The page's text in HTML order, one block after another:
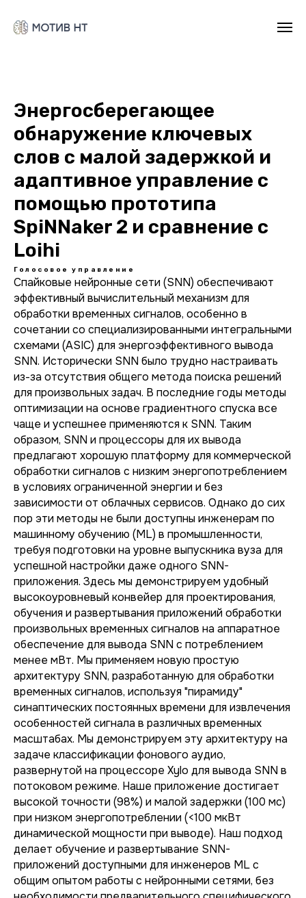
Энергосберегающее
обнаружение ключевых
слов с малой задержкой и
адаптивное управление с
помощью прототипа
SpiNNaker 2 и сравнение с
Loihi
Голосовое управление
Спайковые нейронные сети (SNN) обеспечивают
эффективный вычислительный механизм для
обработки временных сигналов, особенно в
сочетании со специализированными интегральными
схемами (ASIC) для энергоэффективного вывода
SNN. Исторически SNN было трудно настраивать
из-за отсутствия общего метода поиска решений
для произвольных задач. В последние годы методы
оптимизации на основе градиентного спуска все
чаще и успешнее применяются к SNN. Таким
образом, SNN и процессоры для их вывода
предлагают хорошую платформу для коммерческой
обработки сигналов с низким энергопотреблением
в условиях ограниченной энергии и без
зависимости от облачных сервисов. Однако до сих
пор эти методы не были доступны инженерам по
машинному обучению (ML) в промышленности,
требуя подготовки на уровне выпускника вуза для
успешной настройки даже одного SNN-
приложения. Здесь мы демонстрируем удобный
высокоуровневый конвейер для проектирования,
обучения и развертывания приложений обработки
произвольных временных сигналов на аппаратное
обеспечение для вывода SNN с потреблением
менее мВт. Мы применяем новую простую
архитектуру SNN, разработанную для обработки
временных сигналов, используя "пирамиду"
синаптических постоянных времени для извлечения
особенностей сигнала в различных временных
масштабах. Мы демонстрируем эту архитектуру на
задаче классификации фонового аудио,
развернутой на процессоре Xylo для вывода SNN в
потоковом режиме. Наше приложение достигает
высокой точности (98%) и малой задержки (100 мс)
при низком энергопотреблении (<100 мкВт
динамической мощности при выводе). Наш подход
делает обучение и развертывание SNN-
приложений доступными для инженеров ML с
общим опытом работы с нейронными сетями, без